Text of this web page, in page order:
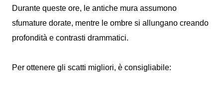
Durante queste ore, le antiche mura assumono
sfumature dorate, mentre le ombre si allungano creando
profondità e contrasti drammatici.
Per ottenere gli scatti migliori, è consigliabile: